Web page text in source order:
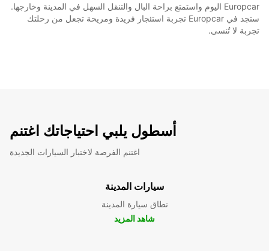
Europcar اليوم واستمتع براحة البال والتنقل السهل في المدينة وخارجها.
ستجد في Europcar تجربة استئجار فريدة ومريحة تجعل من رحلتك
تجربة لا تُنسى.
أسطول يلبي احتياجاتك اغتنم
اغتنم الفرصة لاختبار السيارات الجديدة
سيارات المدينة
نطاق سيارة المدينة
شاهد المزيد